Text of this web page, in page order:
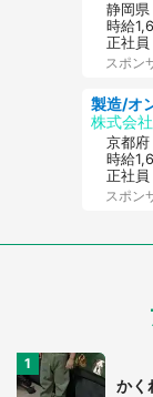
静岡県
時給
正社員
スポン
製造/オ
株式会
京都府
時給
正社
スポン
かく